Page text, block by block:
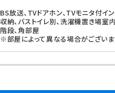
BS放送、TVドアホン、TVモニタ付イ
収納、バストイレ別、洗濯機置き場室
階段、角部屋
※部屋によって異なる場合がございま